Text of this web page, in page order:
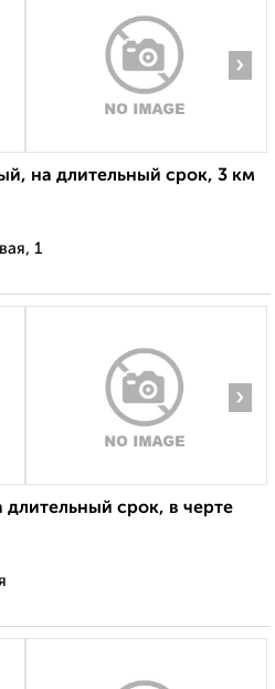
›
на длительный срок, 3 км
1
›
срок, в черте